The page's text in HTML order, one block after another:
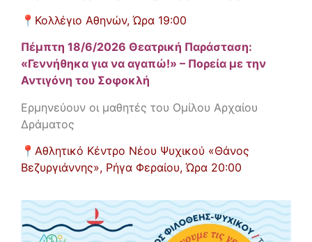
📍 Κολλέγιο Αθηνών,Ώρα 19:00
Πέμπτη 18/6/2026 Θεατρική Παράσταση:
«Γεννήθηκα για να αγαπώ!» – Πορεία με την
Αντιγόνη του Σοφοκλή
Ερμηνεύουν οι μαθητές του Ομίλου Αρχαίου
Δράματος
📍 Αθλητικό Κέντρο Νέου Ψυχικού «Θάνος
Βεζυργιάννης», Ρήγα Φεραίου,Ώρα 20:00